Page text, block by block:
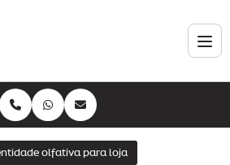
olfativa para loja